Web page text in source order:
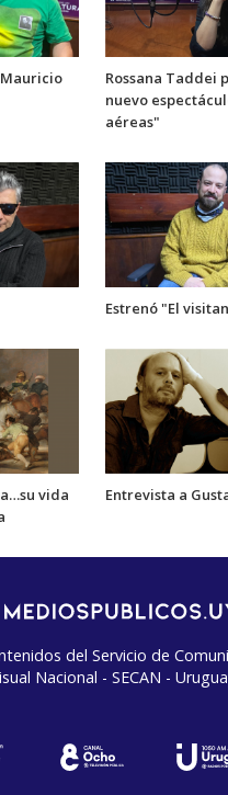
Rossana Taddei
nuevo
aéreas"
Estrenó "El
vida
Entrevista a
del Servicio de
Nacional - SECAN -